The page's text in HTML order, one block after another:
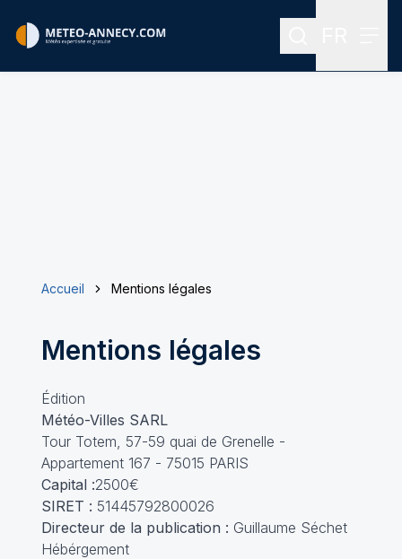
Rechercher
Accueil Mentions légales
Mentions légales
Édition
Météo-Villes SARL
Tour Totem, 57-59 quai de Grenelle -
Appartement 167 - 75015 PARIS
Capital :2500€
SIRET : 51445792800026
Directeur de la publication : Guillaume Séchet
Hébérgement